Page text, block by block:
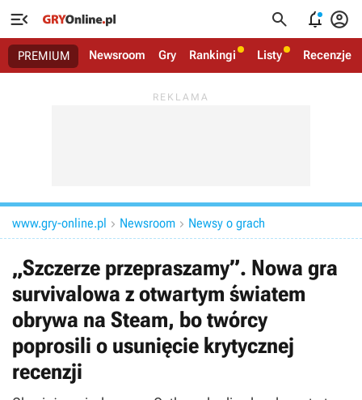
   
PREMIUM Newsroom Gry Rankingi Listy Recenzje
www.gry-online.pl  Newsroom  Newsy o grach
„Szczerze przepraszamy”. Nowa gra
survivalowa z otwartym światem
obrywa na Steam, bo twórcy
poprosili o usunięcie krytycznej
recenzji